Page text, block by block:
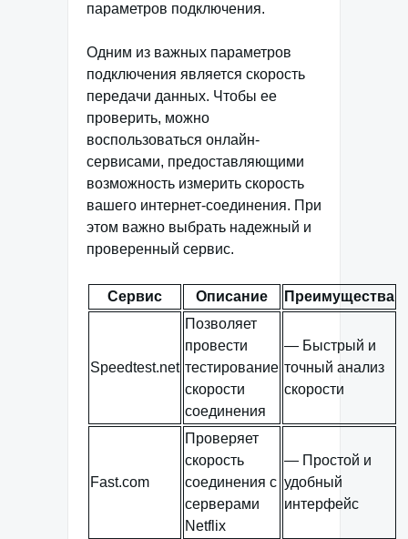
параметров подключения.
Одним из важных параметров
подключения является скорость
передачи данных. Чтобы ее
проверить, можно
воспользоваться онлайн-
сервисами, предоставляющими
возможность измерить скорость
вашего интернет-соединения. При
этом важно выбрать надежный и
проверенный сервис.
Сервис Описание Преимущества
Speedtest.net
Позволяет
провести
тестирование
скорости
соединения
— Быстрый и
точный анализ
скорости
Fast.com
Проверяет
скорость
соединения с
серверами
Netflix
— Простой и
удобный
интерфейс